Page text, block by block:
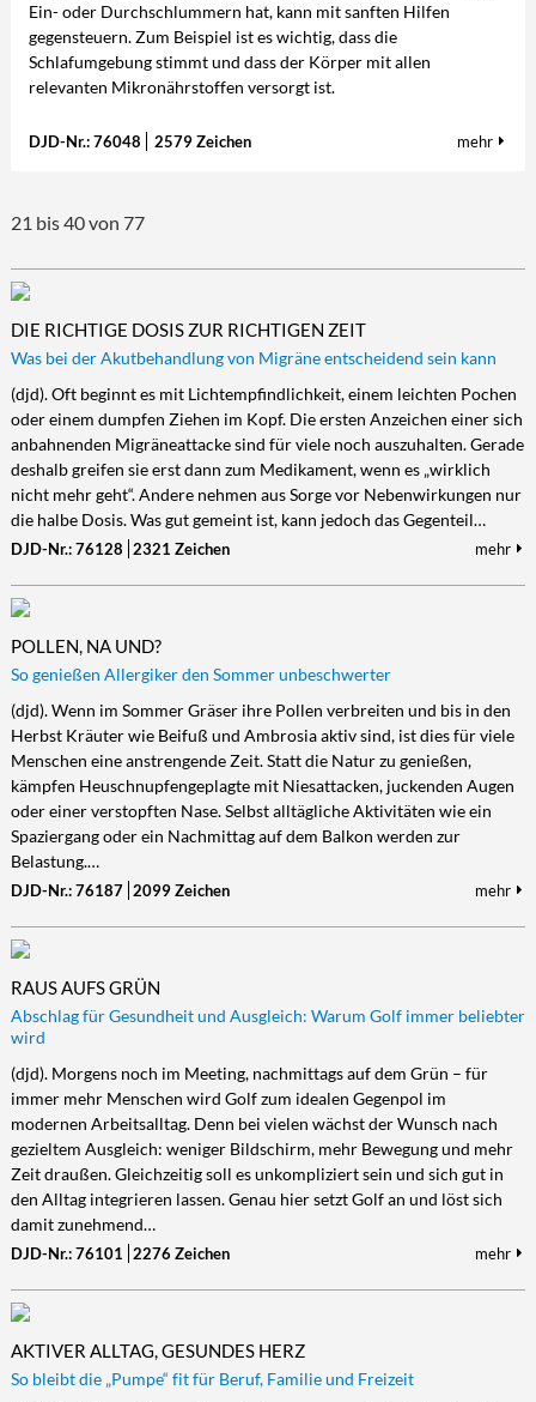
Ein- oder Durchschlummern hat, kann mit sanften Hilfen
gegensteuern. Zum Beispiel ist es wichtig, dass die
Schlafumgebung stimmt und dass der Körper mit allen
relevanten Mikronährstoffen versorgt ist.
DJD-Nr.: 76048 2579 Zeichen mehr
21 bis 40 von 77
DIE RICHTIGE DOSIS ZUR RICHTIGEN ZEIT
Was bei der Akutbehandlung von Migräne entscheidend sein kann
(djd). Oft beginnt es mit Lichtempfindlichkeit, einem leichten Pochen
oder einem dumpfen Ziehen im Kopf. Die ersten Anzeichen einer sich
anbahnenden Migräneattacke sind für viele noch auszuhalten. Gerade
deshalb greifen sie erst dann zum Medikament, wenn es „wirklich
nicht mehr geht“. Andere nehmen aus Sorge vor Nebenwirkungen nur
die halbe Dosis. Was gut gemeint ist, kann jedoch das Gegenteil…
DJD-Nr.: 76128 2321 Zeichen mehr
POLLEN, NA UND?
So genießen Allergiker den Sommer unbeschwerter
(djd). Wenn im Sommer Gräser ihre Pollen verbreiten und bis in den
Herbst Kräuter wie Beifuß und Ambrosia aktiv sind, ist dies für viele
Menschen eine anstrengende Zeit. Statt die Natur zu genießen,
kämpfen Heuschnupfengeplagte mit Niesattacken, juckenden Augen
oder einer verstopften Nase. Selbst alltägliche Aktivitäten wie ein
Spaziergang oder ein Nachmittag auf dem Balkon werden zur
Belastung.…
DJD-Nr.: 76187 2099 Zeichen mehr
RAUS AUFS GRÜN
Abschlag für Gesundheit und Ausgleich: Warum Golf immer beliebter
wird
(djd). Morgens noch im Meeting, nachmittags auf dem Grün – für
immer mehr Menschen wird Golf zum idealen Gegenpol im
modernen Arbeitsalltag. Denn bei vielen wächst der Wunsch nach
gezieltem Ausgleich: weniger Bildschirm, mehr Bewegung und mehr
Zeit draußen. Gleichzeitig soll es unkompliziert sein und sich gut in
den Alltag integrieren lassen. Genau hier setzt Golf an und löst sich
damit zunehmend…
DJD-Nr.: 76101 2276 Zeichen mehr
AKTIVER ALLTAG, GESUNDES HERZ
So bleibt die „Pumpe“ fit für Beruf, Familie und Freizeit